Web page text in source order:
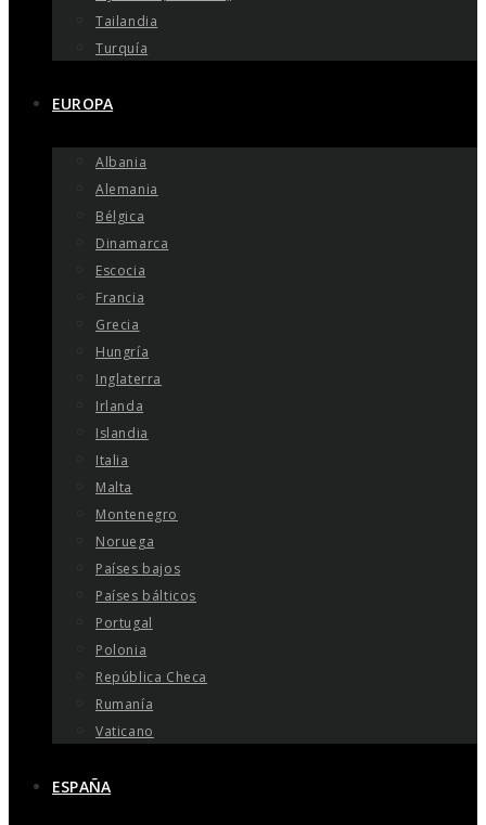
Tailandia
Turquía
EUROPA
Albania
Alemania
Bélgica
Dinamarca
Escocia
Francia
Grecia
Hungría
Inglaterra
Irlanda
Islandia
Italia
Malta
Montenegro
Noruega
Países bajos
Países bálticos
Portugal
Polonia
República Checa
Rumanía
Vaticano
ESPAÑA